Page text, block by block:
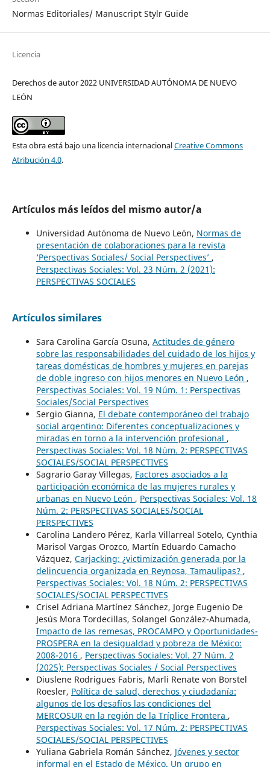
Normas Editoriales/ Manuscript Stylr Guide
Licencia
Derechos de autor 2022 UNIVERSIDAD AUTÓNOMA DE NUEVO
LEÓN
Esta obra está bajo una licencia internacionalCreative Commons
Atribución 4.0.
Artículos más leídos del mismo autor/a
Universidad Autónoma de Nuevo León, Normas de
presentación de colaboraciones para la revista
‘Perspectivas Sociales/ Social Perspectives’ ,
Perspectivas Sociales: Vol. 23 Núm. 2 (2021):
PERSPECTIVAS SOCIALES
Artículos similares
Sara Carolina García Osuna, Actitudes de género
sobre las responsabilidades del cuidado de los hijos y
tareas domésticas de hombres y mujeres en parejas
de doble ingreso con hijos menores en Nuevo León ,
Perspectivas Sociales: Vol. 19 Núm. 1: Perspectivas
Sociales/Social Perspectives
Sergio Gianna, El debate contemporáneo del trabajo
social argentino: Diferentes conceptualizaciones y
miradas en torno a la intervención profesional ,
Perspectivas Sociales: Vol. 18 Núm. 2: PERSPECTIVAS
SOCIALES/SOCIAL PERSPECTIVES
Sagrario Garay Villegas, Factores asociados a la
participación económica de las mujeres rurales y
urbanas en Nuevo León , Perspectivas Sociales: Vol. 18
Núm. 2: PERSPECTIVAS SOCIALES/SOCIAL
PERSPECTIVES
Carolina Landero Pérez, Karla Villarreal Sotelo, Cynthia
Marisol Vargas Orozco, Martín Eduardo Camacho
Vázquez, Carjacking: ¿victimización generada por la
delincuencia organizada en Reynosa, Tamaulipas? ,
Perspectivas Sociales: Vol. 18 Núm. 2: PERSPECTIVAS
SOCIALES/SOCIAL PERSPECTIVES
Crisel Adriana Martínez Sánchez, Jorge Eugenio De
Jesús Mora Tordecillas, Solangel González-Ahumada,
Impacto de las remesas, PROCAMPO y Oportunidades-
PROSPERA en la desigualdad y pobreza de México:
2008-2016 , Perspectivas Sociales: Vol. 27 Núm. 2
(2025): Perspectivas Sociales / Social Perspectives
Diuslene Rodrigues Fabris, Marli Renate von Borstel
Roesler, Política de salud, derechos y ciudadanía:
algunos de los desafíos las condiciones del
MERCOSUR en la región de la Tríplice Frontera ,
Perspectivas Sociales: Vol. 17 Núm. 2: PERSPECTIVAS
SOCIALES/SOCIAL PERSPECTIVES
Yuliana Gabriela Román Sánchez, Jóvenes y sector
informal en el Estado de México. Un grupo en